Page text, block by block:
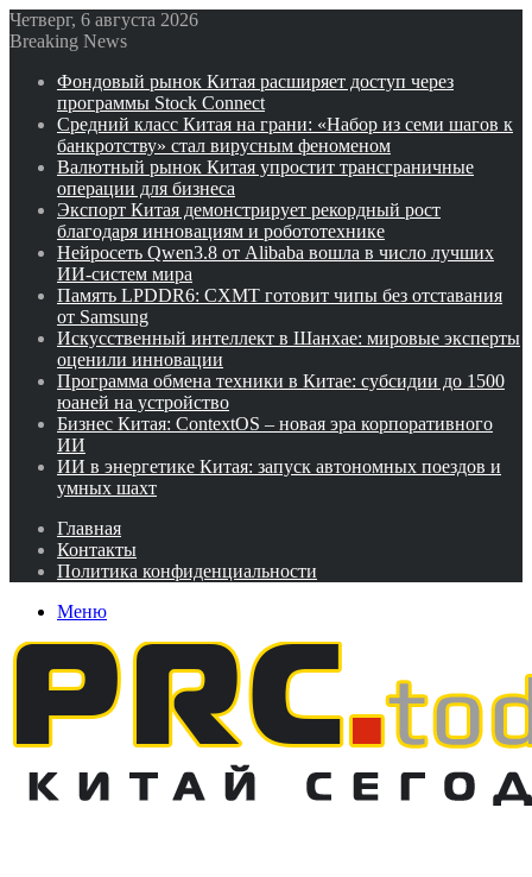
Четверг, 6 августа 2026
Breaking News
Фондовый рынок Китая расширяет доступ через
программы Stock Connect
Средний класс Китая на грани: «Набор из семи шагов к
банкротству» стал вирусным феноменом
Валютный рынок Китая упростит трансграничные
операции для бизнеса
Экспорт Китая демонстрирует рекордный рост
благодаря инновациям и робототехнике
Нейросеть Qwen3.8 от Alibaba вошла в число лучших
ИИ-систем мира
Память LPDDR6: CXMT готовит чипы без отставания
от Samsung
Искусственный интеллект в Шанхае: мировые эксперты
оценили инновации
Программа обмена техники в Китае: субсидии до 1500
юаней на устройство
Бизнес Китая: ContextOS – новая эра корпоративного
ИИ
ИИ в энергетике Китая: запуск автономных поездов и
умных шахт
Главная
Контакты
Политика конфиденциальности
Меню